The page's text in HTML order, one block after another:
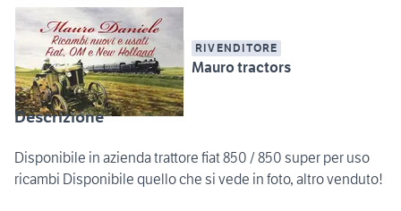
RIVENDITORE
Mauro tractors
Descrizione
Disponibile in azienda trattore fiat 850 / 850 super per uso
ricambi Disponibile quello che si vede in foto, altro venduto!